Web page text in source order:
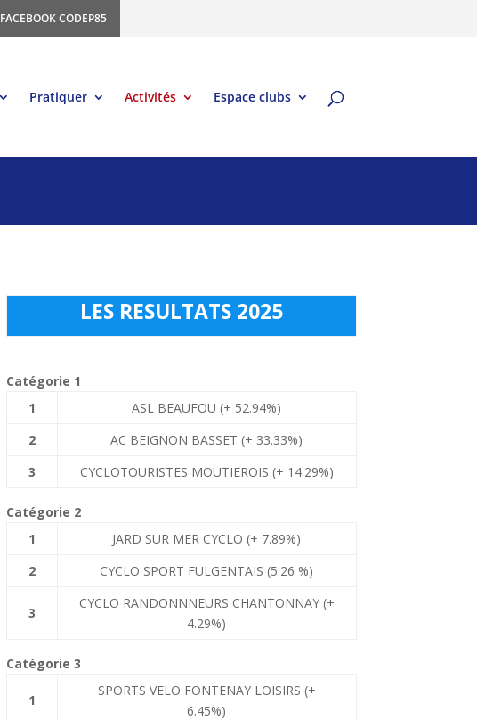
FACEBOOK CODEP85
Pratiquer Activités Espace clubs
LES RESULTATS 2025
Catégorie 1
1
ASL BEAUFOU (+ 52.94%)
2
AC BEIGNON BASSET (+ 33.33%)
3
CYCLOTOURISTES MOUTIEROIS (+ 14.29%)
Catégorie 2
1
JARD SUR MER CYCLO (+ 7.89%)
2
CYCLO SPORT FULGENTAIS (5.26 %)
3
CYCLO RANDONNNEURS CHANTONNAY (+
4.29%)
Catégorie 3
1
SPORTS VELO FONTENAY LOISIRS (+
6.45%)